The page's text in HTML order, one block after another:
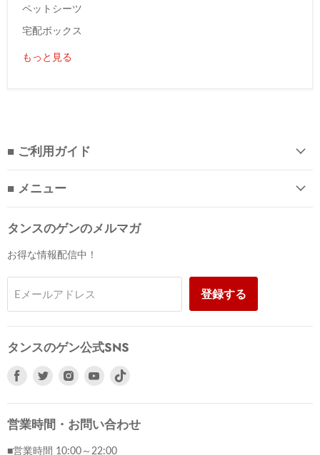
ペットシーツ
宅配ボックス
もっと見る
■ ご利用ガイド
■ メニュー
タンスのゲンのメルマガ
お得な情報配信中！
Eメールアドレス 登録する
タンスのゲン公式SNS
Facebook
つ
て
Twitter
つ
て
Instagram
つ
て
Youtube
つ
て
営業時間・お問い合わせ
■営業時間 10:00～22:00